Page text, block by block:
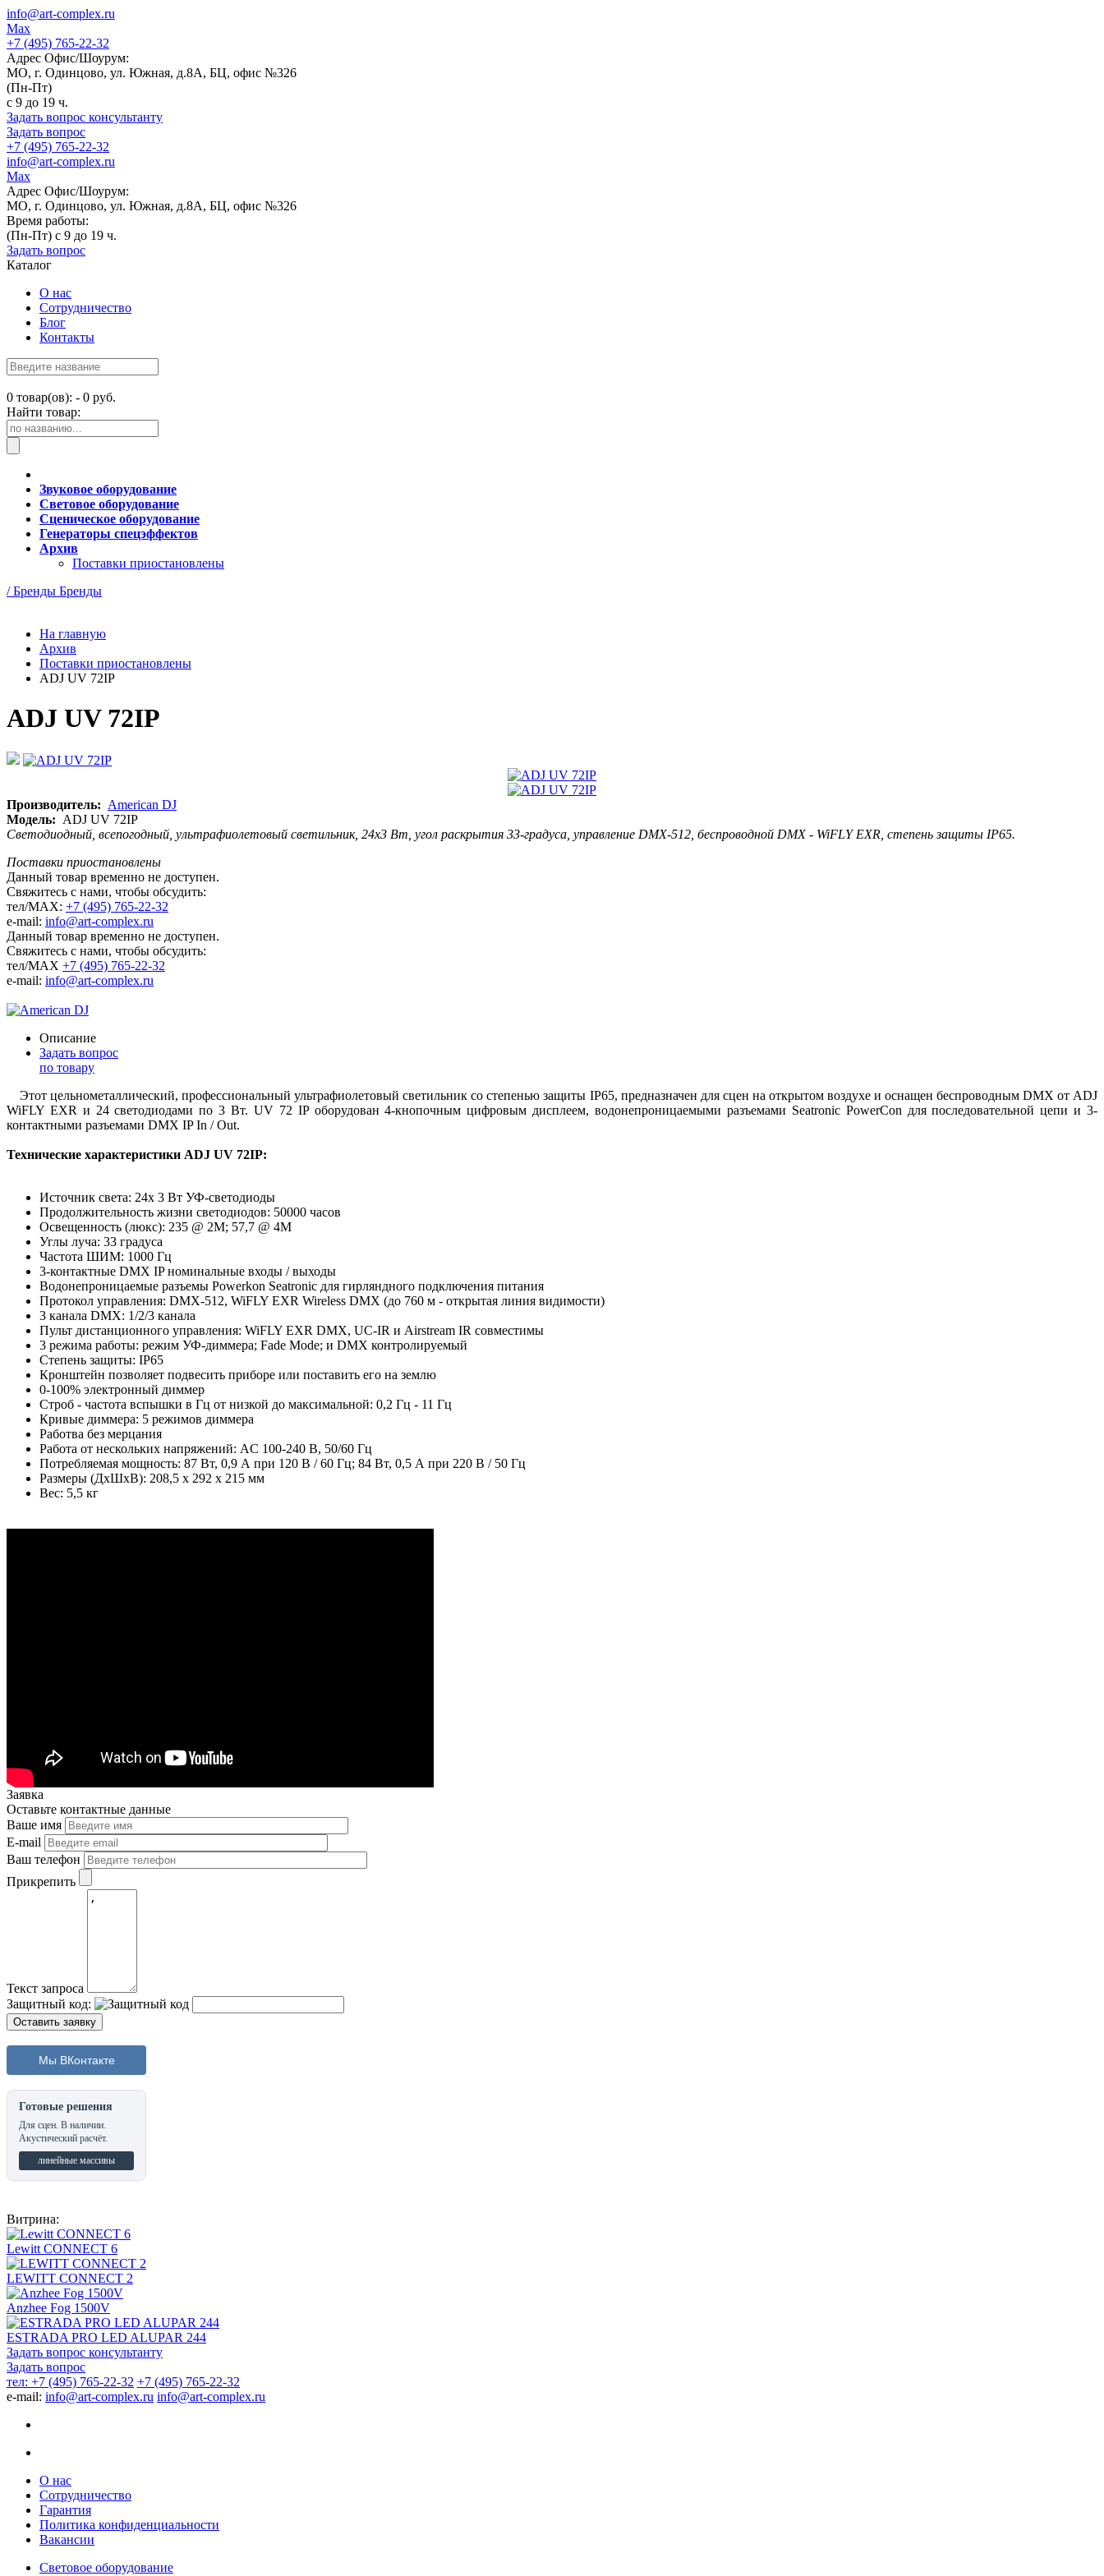
info@art-complex.ru
Max
+7 (495) 765-22-32
Адрес Офис/Шоурум:
МО, г. Одинцово, ул. Южная, д.8А, БЦ, офис №326
(Пн-Пт)
с 9 до 19 ч.
Задать вопрос консультанту
Задать вопрос
+7 (495) 765-22-32
info@art-complex.ru
Max
Адрес Офис/Шоурум:
МО, г. Одинцово, ул. Южная, д.8А, БЦ, офис №326
Время работы:
(Пн-Пт) с 9 до 19 ч.
Задать вопрос
Каталог
О нас
Сотрудничество
Блог
Контакты
0 товар(ов): - 0 руб.
Найти товар:
Звуковое оборудование
Световое оборудование
Сценическое оборудование
Генераторы спецэффектов
Архив
Поставки приостановлены
/ Бренды Бренды
На главную
Архив
Поставки приостановлены
ADJ UV 72IP
ADJ UV 72IP
Производитель: American DJ
Модель: ADJ UV 72IP
Светодиодный, всепогодный, ультрафиолетовый светильник, 24x3 Вт, угол раскрытия 33-градуса, управление DMX-512, беспроводной DMX - WiFLY EXR, степень защиты IP65.
Поставки приостановлены
Данный товар временно не доступен.
Свяжитесь с нами, чтобы обсудить:
тел/MAX: +7 (495) 765-22-32
e-mail: info@art-complex.ru
Данный товар временно не доступен.
Свяжитесь с нами, чтобы обсудить:
тел/MAX +7 (495) 765-22-32
e-mail: info@art-complex.ru
Описание
Задать вопрос
по товару
Этот цельнометаллический, профессиональный ультрафиолетовый светильник со степенью защиты IP65, предназначен для сцен на открытом воздухе и оснащен беспроводным DMX от ADJ
WiFLY EXR и 24 светодиодами по 3 Вт. UV 72 IP оборудован 4-кнопочным цифровым дисплеем, водонепроницаемыми разъемами Seatronic PowerCon для последовательной цепи и 3-
контактными разъемами DMX IP In / Out.
Технические характеристики ADJ UV 72IP:
Источник света: 24x 3 Вт УФ-светодиоды
Продолжительность жизни светодиодов: 50000 часов
Освещенность (люкс): 235 @ 2М; 57,7 @ 4M
Углы луча: 33 градуса
Частота ШИМ: 1000 Гц
3-контактные DMX IP номинальные входы / выходы
Водонепроницаемые разъемы Powerkon Seatronic для гирляндного подключения питания
Протокол управления: DMX-512, WiFLY EXR Wireless DMX (до 760 м - открытая линия видимости)
3 канала DMX: 1/2/3 канала
Пульт дистанционного управления: WiFLY EXR DMX, UC-IR и Airstream IR совместимы
3 режима работы: режим УФ-диммера; Fade Mode; и DMX контролируемый
Степень защиты: IP65
Кронштейн позволяет подвесить приборе или поставить его на землю
0-100% электронный диммер
Строб - частота вспышки в Гц от низкой до максимальной: 0,2 Гц - 11 Гц
Кривые диммера: 5 режимов диммера
Работва без мерцания
Работа от нескольких напряжений: AC 100-240 В, 50/60 Гц
Потребляемая мощность: 87 Вт, 0,9 А при 120 В / 60 Гц; 84 Вт, 0,5 А при 220 В / 50 Гц
Размеры (ДхШхВ): 208,5 х 292 х 215 мм
Вес: 5,5 кг
Заявка
Оставьте контактные данные
Ваше имя
E-mail
Ваш телефон
Прикрепить
Текст запроса
Защитный код:
Мы ВКонтакте
Готовые решения
Для сцен. В наличии.
Акустический расчёт.
линейные массивы
Витрина:
Lewitt CONNECT 6
LEWITT CONNECT 2
Anzhee Fog 1500V
ESTRADA PRO LED ALUPAR 244
Задать вопрос консультанту
Задать вопрос
тел: +7 (495) 765-22-32 +7 (495) 765-22-32
e-mail: info@art-complex.ru info@art-complex.ru
О нас
Сотрудничество
Гарантия
Политика конфиденциальности
Вакансии
Световое оборудование